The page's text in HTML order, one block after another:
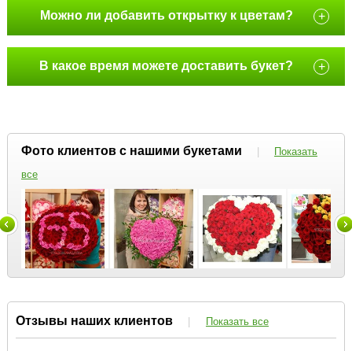
Можно ли добавить открытку к цветам? +
В какое время можете доставить букет? +
Фото клиентов с нашими букетами |
Показать
все
Отзывы наших клиентов | Показать все